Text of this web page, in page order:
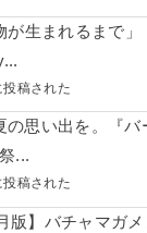
が生まれるまで」
稿された
の思い出を。『バ
...
稿された
版】バチャマガ